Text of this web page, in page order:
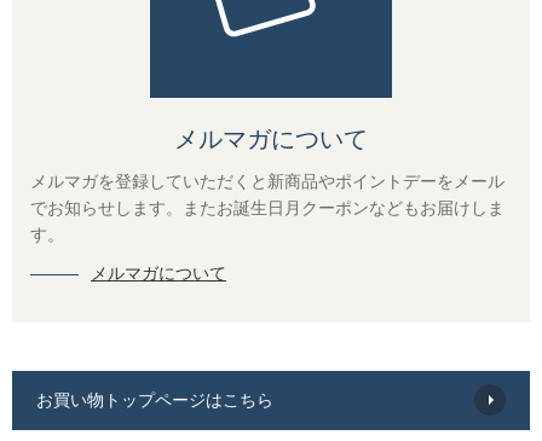
メルマガについて
メルマガを登録していただくと新商品やポイントデーをメール
でお知らせします。またお誕生日月クーポンなどもお届けしま
す。
メルマガについて
お買い物トップページはこちら